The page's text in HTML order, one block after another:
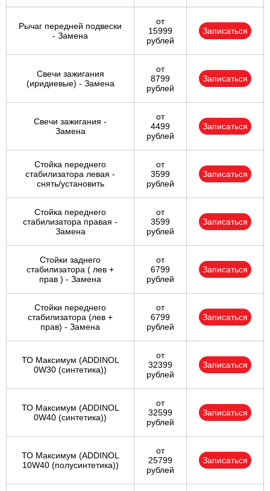
Рычаг передней подвески
- Замена
от
15999
рублей
Записаться
Свечи зажигания
(иридиевые) - Замена
от
8799
рублей
Записаться
Свечи зажигания -
Замена
от
4499
рублей
Записаться
Стойка переднего
стабилизатора левая -
снять/установить
от
3599
рублей
Записаться
Стойка переднего
стабилизатора правая -
Замена
от
3599
рублей
Записаться
Стойки заднего
стабилизатора ( лев +
прав ) - Замена
от
6799
рублей
Записаться
Стойки переднего
стабилизатора (лев +
прав) - Замена
от
6799
рублей
Записаться
ТО Максимум (ADDINOL
0W30 (синтетика))
от
32399
рублей
Записаться
ТО Максимум (ADDINOL
0W40 (синтетика))
от
32599
рублей
Записаться
ТО Максимум (ADDINOL
10W40 (полусинтетика))
от
25799
рублей
Записаться